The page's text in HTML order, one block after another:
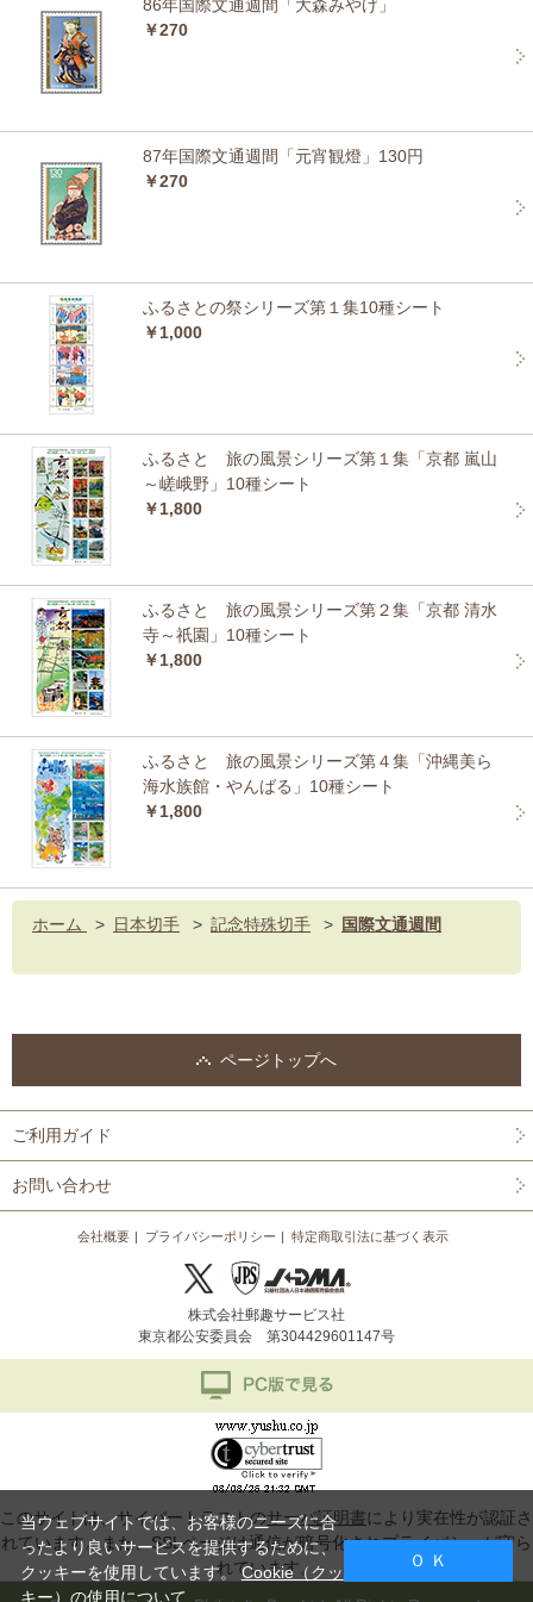
86年国際文通週間「大森みやげ」
￥270
87年国際文通週間「元宵観燈」130円
￥270
ふるさとの祭シリーズ第１集10種シート
￥1,000
ふるさと 旅の風景シリーズ第１集「京都 嵐山
～嵯峨野」10種シート
￥1,800
ふるさと 旅の風景シリーズ第２集「京都 清水
寺～祇園」10種シート
￥1,800
ふるさと 旅の風景シリーズ第４集「沖縄美ら
海水族館・やんばる」10種シート
￥1,800
ホーム > 日本切手 > 記念特殊切手 > 国際文通週間
ページトップへ
ご利用ガイド
お問い合わせ
会社概要 プライバシーポリシー 特定商取引法に基づく表示
株式会社郵趣サービス社
東京都公安委員会 第304429601147号
このサイトは、サイバートラストのサーバ証明書により実在性が認証さ
れています。また、SSLページは通信が暗号化されプライバシーが守ら
れています。
当ウェブサイトでは、お客様のニーズに合
ったより良いサービスを提供するために、
クッキーを使用しています。Cookie（クッ
キー）の使用について
Ｏ Ｋ